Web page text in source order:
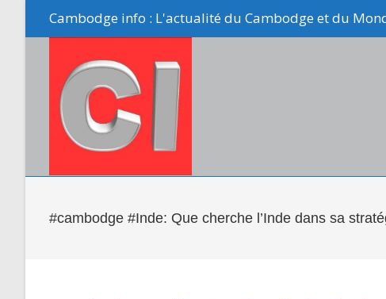
Cambodge info : L'actualité du Cambodge et du
#cambodge #Inde: Que cherche l’Inde dans sa